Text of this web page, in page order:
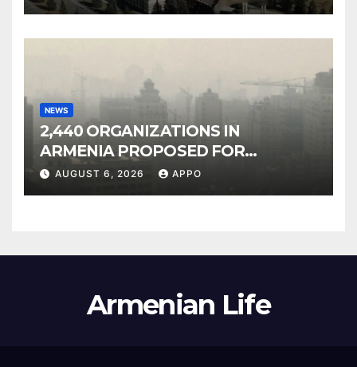
NEWS
2,440 ORGANIZATIONS IN
ARMENIA PROPOSED FOR
INCLUSION IN LIST OF AIR
AUGUST 6, 2026 APPO
Armenian Life